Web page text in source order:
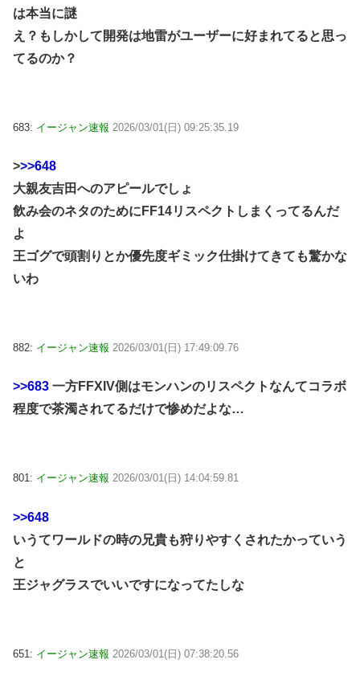
は本当に謎
え？もしかして開発は地雷がユーザーに好まれてると思っ
てるのか？
683: イージャン速報 2026/03/01(日) 09:25:35.19
>>>648
大親友吉田へのアピールでしょ
飲み会のネタのためにFF14リスペクトしまくってるんだ
よ
王ゴグで頭割りとか優先度ギミック仕掛けてきても驚かな
いわ
882: イージャン速報 2026/03/01(日) 17:49:09.76
>>683 一方FFXIV側はモンハンのリスペクトなんてコラボ
程度で茶濁されてるだけで惨めだよな…
801: イージャン速報 2026/03/01(日) 14:04:59.81
>>648
いうてワールドの時の兄貴も狩りやすくされたかっていう
と
王ジャグラスでいいですになってたしな
651: イージャン速報 2026/03/01(日) 07:38:20.56